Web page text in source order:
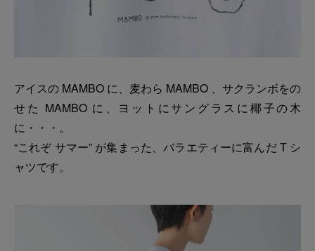
アイスの MAMBO に、麦わら MAMBO 、サクランボをの
せた MAMBO に、ヨットにサングラスに椰子の木
に・・・。
“これぞ サマー” が集まった、バラエティーに富んだ T シ
ャツです。